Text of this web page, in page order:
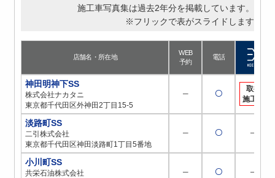
施工車写真集は過去2年分を掲載しています。
※フリックで表がスライドします
店舗名・所在地
WEB
予約
電話
神田明神下SS
株式会社ナカタニ
東京都千代田区外神田2丁目15-5
─ 〇
取扱
施工店
淡路町SS
二引株式会社
東京都千代田区神田淡路町1丁目5番地
─ 〇 ─
小川町SS
共栄石油株式会社
─ 〇 ─